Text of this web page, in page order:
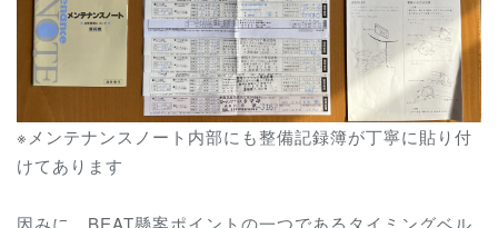
※メンテナンスノート内部にも整備記録簿が丁寧に貼り付
けてあります
因みに、BEAT懸案ポイントの一つであるタイミングベル